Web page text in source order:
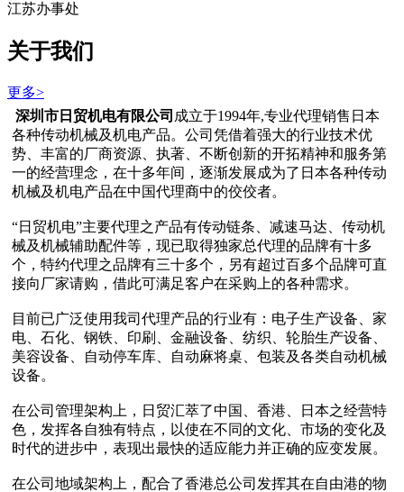
江苏办事处
关于我们
更多>
深圳市日贸机电有限公司 成立于1994年,专业代理销售日本
各种传动机械及机电产品。公司凭借着强大的行业技术优
势、丰富的厂商资源、执著、不断创新的开拓精神和服务第
一的经营理念，在十多年间，逐渐发展成为了日本各种传动
机械及机电产品在中国代理商中的佼佼者。
“日贸机电”主要代理之产品有传动链条、减速马达、传动机
械及机械辅助配件等，现已取得独家总代理的品牌有十多
个，特约代理之品牌有三十多个，另有超过百多个品牌可直
接向厂家请购，借此可满足客户在采购上的各种需求。
目前已广泛使用我司代理产品的行业有：电子生产设备、家
电、石化、钢铁、印刷、金融设备、纺织、轮胎生产设备、
美容设备、自动停车库、自动麻将桌、包装及各类自动机械
设备。
在公司管理架构上，日贸汇萃了中国、香港、日本之经营特
色，发挥各自独有特点，以使在不同的文化、市场的变化及
时代的进步中，表现出最快的适应能力并正确的应变发展。
在公司地域架构上，配合了香港总公司发挥其在自由港的物